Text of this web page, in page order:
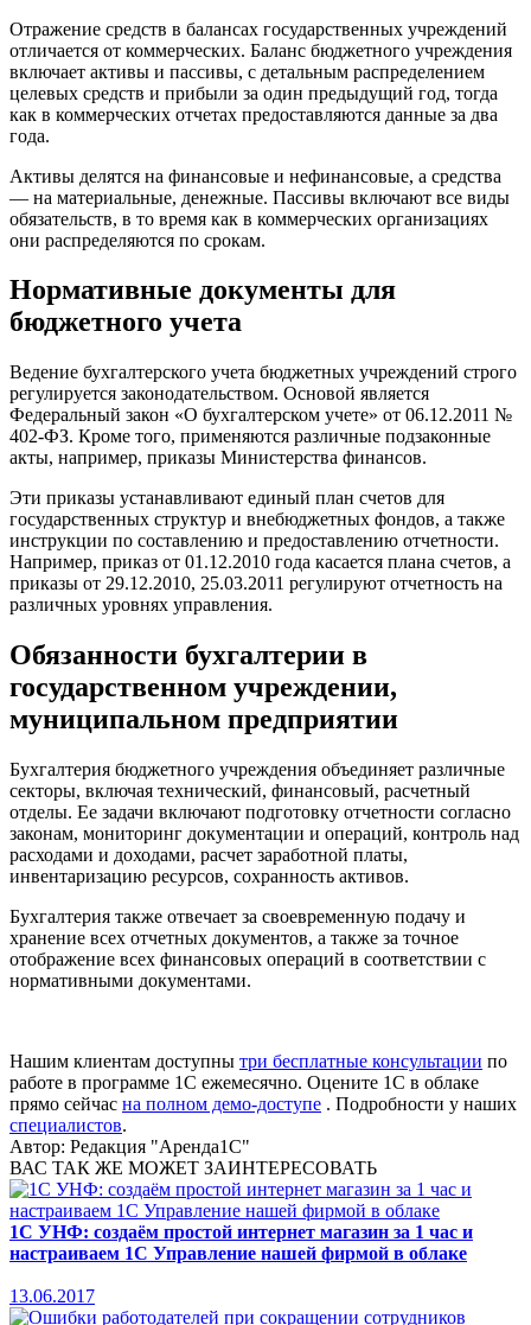
Отражение средств в балансах государственных учреждений
отличается от коммерческих. Баланс бюджетного учреждения
включает активы и пассивы, с детальным распределением
целевых средств и прибыли за один предыдущий год, тогда
как в коммерческих отчетах предоставляются данные за два
года.
Активы делятся на финансовые и нефинансовые, а средства
— на материальные, денежные. Пассивы включают все виды
обязательств, в то время как в коммерческих организациях
они распределяются по срокам.
Нормативные документы для
бюджетного учета
Ведение бухгалтерского учета бюджетных учреждений строго
регулируется законодательством. Основой является
Федеральный закон «О бухгалтерском учете» от 06.12.2011 №
402-ФЗ. Кроме того, применяются различные подзаконные
акты, например, приказы Министерства финансов.
Эти приказы устанавливают единый план счетов для
государственных структур и внебюджетных фондов, а также
инструкции по составлению и предоставлению отчетности.
Например, приказ от 01.12.2010 года касается плана счетов, а
приказы от 29.12.2010, 25.03.2011 регулируют отчетность на
различных уровнях управления.
Обязанности бухгалтерии в
государственном учреждении,
муниципальном предприятии
Бухгалтерия бюджетного учреждения объединяет различные
секторы, включая технический, финансовый, расчетный
отделы. Ее задачи включают подготовку отчетности согласно
законам, мониторинг документации и операций, контроль над
расходами и доходами, расчет заработной платы,
инвентаризацию ресурсов, сохранность активов.
Бухгалтерия также отвечает за своевременную подачу и
хранение всех отчетных документов, а также за точное
отображение всех финансовых операций в соответствии с
нормативными документами.
Нашим клиентам доступны три бесплатные консультации по
работе в программе 1С ежемесячно. Оцените 1С в облаке
прямо сейчас на полном демо-доступе . Подробности у наших
специалистов.
Автор: Редакция "Аренда1С"
ВАС ТАК ЖЕ МОЖЕТ ЗАИНТЕРЕСОВАТЬ
1С УНФ: создаём простой интернет магазин за 1 час и
настраиваем 1С Управление нашей фирмой в облаке
13.06.2017